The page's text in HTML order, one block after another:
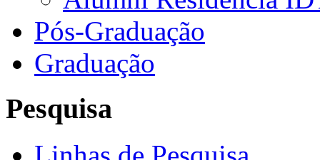
Pós-Graduação
Graduação
Pesquisa